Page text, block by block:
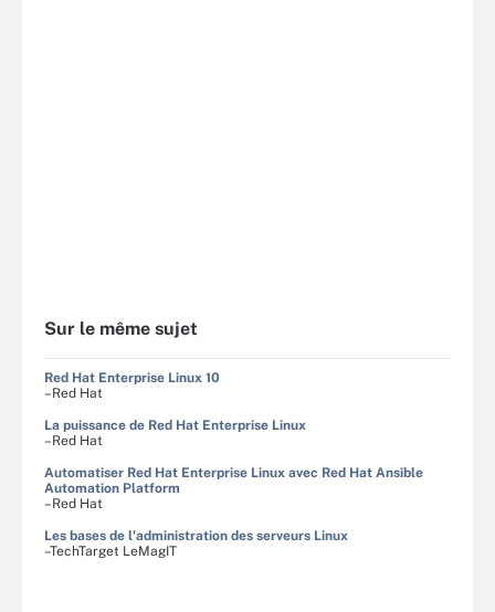
Sur le même sujet
Red Hat Enterprise Linux 10
–Red Hat
La puissance de Red Hat Enterprise Linux
–Red Hat
Automatiser Red Hat Enterprise Linux avec Red Hat Ansible
Automation Platform
–Red Hat
Les bases de l'administration des serveurs Linux
–TechTarget LeMagIT